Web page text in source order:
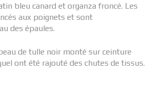
bleu canard et organza froncé. Les
aux poignets et sont
des épaules.
de tulle noir monté sur ceinture
ont été rajouté des chutes de tissus.